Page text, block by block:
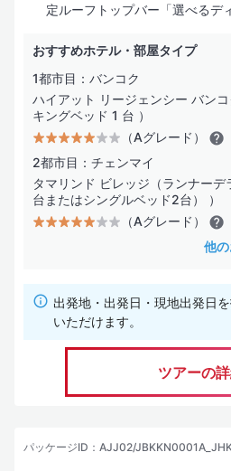
定ルーフトップバー「選べるデ
おすすめホテル・部屋タイプ
1都市目：バンコク
ハイアット リージェンシー バン
キングベッド 1 台 ）
（Aグレード）
2都市目：チェンマイ
タマリンド ビレッジ（ランナーデ
台またはシングルベッド2台） ）
（Aグレード）
他
出発地・出発日・現地出発日
いただけます。
ツアーの
パッケージID：AJJ02/